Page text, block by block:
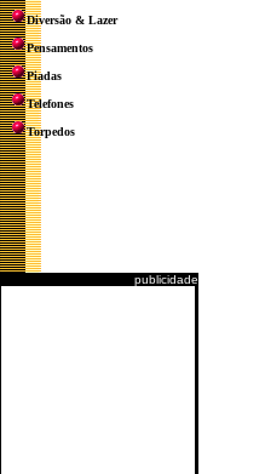
Diversão & Lazer
Pensamentos
Piadas
Telefones
Torpedos
publicidade